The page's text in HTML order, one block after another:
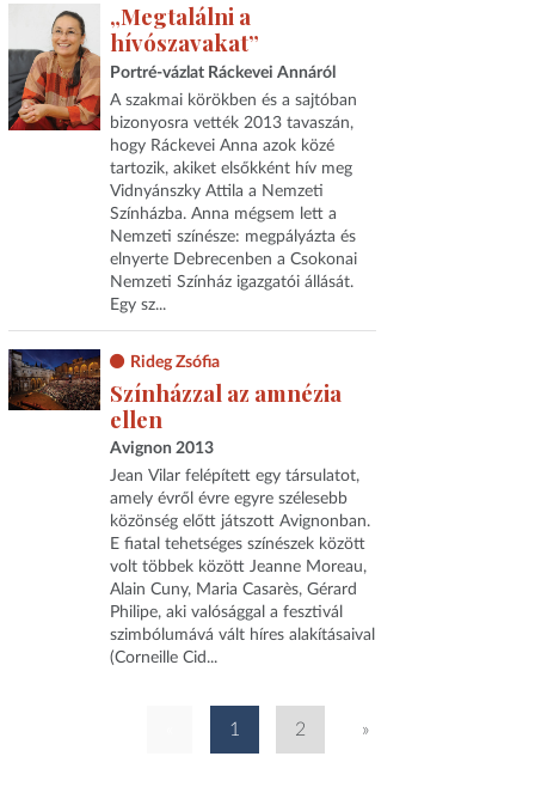
„Megtalálni a
hívószavakat”
Portré-vázlat Ráckevei Annáról
A szakmai körökben és a sajtóban
bizonyosra vették 2013 tavaszán,
hogy Ráckevei Anna azok közé
tartozik, akiket elsőkként hív meg
Vidnyánszky Attila a Nemzeti
Színházba. Anna mégsem lett a
Nemzeti színésze: megpályázta és
elnyerte Debrecenben a Csokonai
Nemzeti Színház igazgatói állását.
Egy sz...
Rideg Zsófia
Színházzal az amnézia
ellen
Avignon 2013
Jean Vilar felépített egy társulatot,
amely évről évre egyre szélesebb
közönség előtt játszott Avignonban.
E fiatal tehetséges színészek között
volt többek között Jeanne Moreau,
Alain Cuny, Maria Casarès, Gérard
Philipe, aki valósággal a fesztivál
szimbólumává vált híres alakításaival
(Corneille Cid...
1 2 »